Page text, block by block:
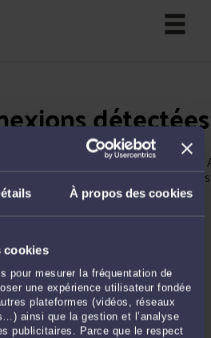
À propos des cookies
cookies
pour mesurer la fréquentation de
une expérience utilisateur fondée
plateformes (vidéos, réseaux
ainsi que la gestion et l’analyse
publicitaires. Parce que le respect
détectées
connexions depuis votre
de saisir le chiffre affiché ci-